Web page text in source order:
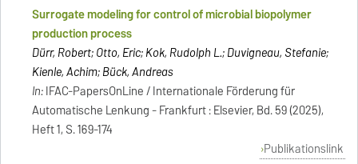
Surrogate modeling for control of microbial biopolymer
production process
Dürr, Robert; Otto, Eric; Kok, Rudolph L.; Duvigneau, Stefanie;
Kienle, Achim; Bück, Andreas
In:IFAC-PapersOnLine / Internationale Förderung für
Automatische Lenkung - Frankfurt : Elsevier, Bd. 59 (2025),
Heft 1, S. 169-174
Publikationslink